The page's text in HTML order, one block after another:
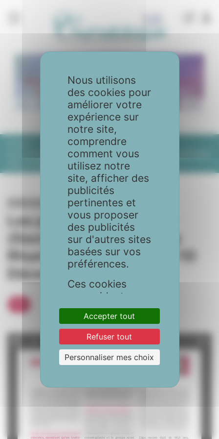
Articles
No. 104 - Février 2020
Les journées de la SFR (Société Française de la Rhumatologie)
Paris, 8-10 Décembre 2019
No. 104 - Février 2020
Les journées de la SFR
(Société Française de la
Rhumatologie) Paris, 8-10
Décembre 2019
Nous utilisons
des cookies pour
améliorer votre
expérience sur
notre site,
comprendre
comment vous
utilisez notre
site, afficher des
publicités
pertinentes et
vous proposer
des publicités
sur d'autres sites
basées sur vos
préférences.
Ces cookies
nous aident
également à
sécuriser votre
utilisation du
site. Vous avez le
choix d'accepter
selon vos
de les refuser.
Accepter tout
Refuser tout
Personnaliser mes choix